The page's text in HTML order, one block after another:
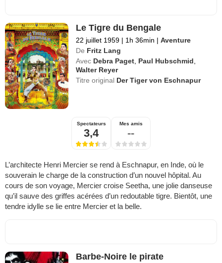
Le Tigre du Bengale
22 juillet 1959 | 1h 36min | Aventure
De Fritz Lang
Avec Debra Paget Paul Hubschmid
Walter Reyer
Titre original Der Tiger von Eschnapur
Spectateurs
3,4
Mes amis
--
L’architecte Henri Mercier se rend à Eschnapur, en Inde, où le
souverain le charge de la construction d’un nouvel hôpital. Au
cours de son voyage, Mercier croise Seetha, une jolie danseuse
qu’il sauve des griffes acérées d’un redoutable tigre. Bientôt, une
tendre idylle se lie entre Mercier et la belle.
Barbe-Noire le pirate